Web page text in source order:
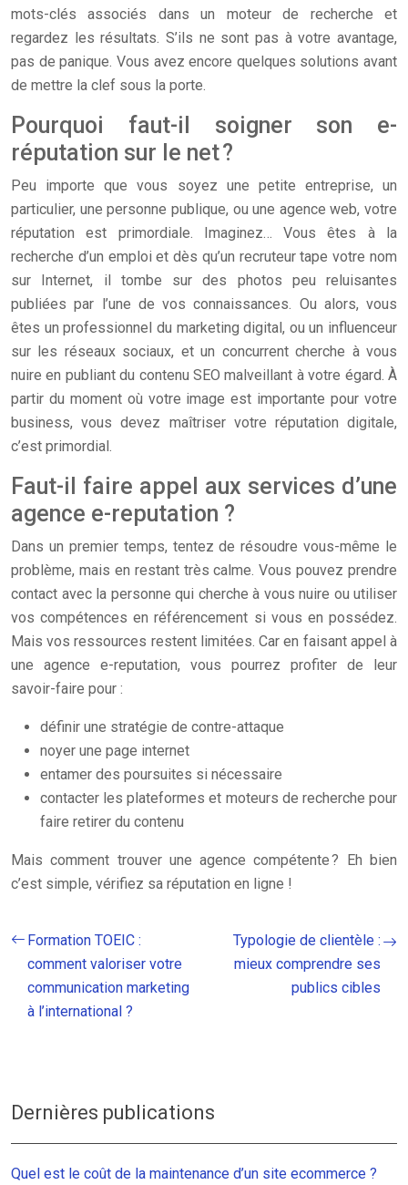
mots-clés associés dans un moteur de recherche et
regardez les résultats. S’ils ne sont pas à votre avantage,
pas de panique. Vous avez encore quelques solutions avant
de mettre la clef sous la porte.
Pourquoi faut-il soigner son e-
réputation sur le net ?
Peu importe que vous soyez une petite entreprise, un
particulier, une personne publique, ou une agence web, votre
réputation est primordiale. Imaginez… Vous êtes à la
recherche d’un emploi et dès qu’un recruteur tape votre nom
sur Internet, il tombe sur des photos peu reluisantes
publiées par l’une de vos connaissances. Ou alors, vous
êtes un professionnel du marketing digital, ou un influenceur
sur les réseaux sociaux, et un concurrent cherche à vous
nuire en publiant du contenu SEO malveillant à votre égard. À
partir du moment où votre image est importante pour votre
business, vous devez maîtriser votre réputation digitale,
c’est primordial.
Faut-il faire appel aux services d’une
agence e-reputation ?
Dans un premier temps, tentez de résoudre vous-même le
problème, mais en restant très calme. Vous pouvez prendre
contact avec la personne qui cherche à vous nuire ou utiliser
vos compétences en référencement si vous en possédez.
Mais vos ressources restent limitées. Car en faisant appel à
une agence e-reputation, vous pourrez profiter de leur
savoir-faire pour :
définir une stratégie de contre-attaque
noyer une page internet
entamer des poursuites si nécessaire
contacter les plateformes et moteurs de recherche pour
faire retirer du contenu
Mais comment trouver une agence compétente ? Eh bien
c’est simple, vérifiez sa réputation en ligne !
Formation TOEIC :
comment valoriser votre
communication marketing
à l’international ?
Typologie de clientèle :
mieux comprendre ses
publics cibles
Dernières publications
Quel est le coût de la maintenance d’un site ecommerce ?